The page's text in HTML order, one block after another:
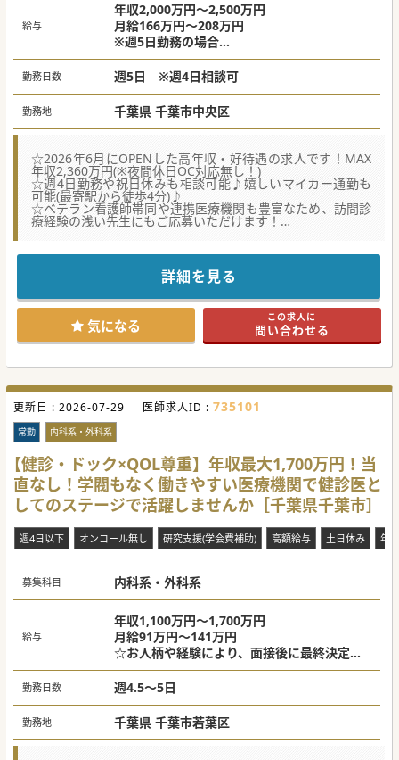
給与
年収2,000万円～2,500万円
月給166万円～208万円
※週5日勤務の場合
☆インセンティブ支給有
※週4日：年収1,600万円～2,000万円
※週5日：年収2,000万円～2,360万円
※訪問診療のご経験・スキル、先生のお人柄
※インセンティブ：オンコール対応、1回20,0
00円加算
勤務日数 週5日 ※週4日相談可
勤務地 千葉県 千葉市中央区
☆2026年6月にOPENした高年収・好待遇の求人です！MAX
年収2,360万円(※夜間休日OC対応無し！)
☆週4日勤務や祝日休みも相談可能♪嬉しいマイカー通勤も
可能(最寄駅から徒歩4分)♪
☆ベテラン看護師帯同や連携医療機関も豊富なため、訪問診
療経験の浅い先生にもご応募いただけます！
■夜間や休日のオンコール対応は外部委託しており、常勤医
師が精神的な負担なく休養に専念できる環境が整っていま
■週4日勤務の選択や祝日休みの相談も柔軟に対応してお
り、プライベートや研究の時間を十分に確保することが可能
■院長や複数職種のスタッフによる風通しの良い組織であ
り、互いの専門性を尊重しながらフラットに協力し合える風
【業務内容】
■訪問看護で培われたスキルの高いベテラン看護師が同行
し、電子カルテの入力や診療のサポートを的確に行います。
■個人の一軒家を対象とした居宅診療を中心に、1日あたり
10件から13件程度の定期的な訪問診療を担当いただきます。
■グループ内の社会福祉士が新規患者の調整や家族対応を担
うため、医師は煩雑な調整業務に追われず医療へ集中できま
す。
【医療機関情報】
■複数路線が乗り入れる駅から徒歩4分とアクセスが抜群
す。
■経営母体は地域に20拠点以上の介護サービスを展開してお
おり、週5日勤務の場合には最大で2,360万円の提示が可能で
す。
#春入職可 #秋入職可
詳細を見る
気になる この求人に
問い合わせる
更新日 : 2026-07-29 医師求人ID : 735101
常勤 内科系・外科系
【健診・ドック×QOL尊重】年収最大1,700万円！当
直なし！学閥もなく働きやすい医療機関で健診医と
してのステージで活躍しませんか［千葉県千葉市］
週4日以下 オンコール無し 研究支援(学会費補助) 高額給与 土日休み 年
募集科目 内科系・外科系
給与
年収1,100万円～1,700万円
月給91万円～141万円
☆お人柄や経験により、面接後に最終決定い
たします。
勤務日数 週4.5～5日
勤務地 千葉県 千葉市若葉区